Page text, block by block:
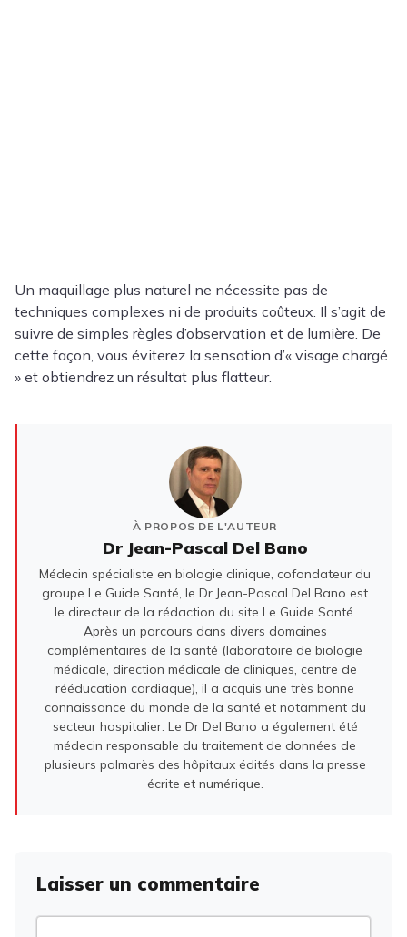
Un maquillage plus naturel ne nécessite pas de
techniques complexes ni de produits coûteux. Il s’agit de
suivre de simples règles d’observation et de lumière. De
cette façon, vous éviterez la sensation d’« visage chargé
» et obtiendrez un résultat plus flatteur.
À PROPOS DE L'AUTEUR
Dr Jean-Pascal Del Bano
Médecin spécialiste en biologie clinique, cofondateur du
groupe Le Guide Santé, le Dr Jean-Pascal Del Bano est
le directeur de la rédaction du site Le Guide Santé.
Après un parcours dans divers domaines
complémentaires de la santé (laboratoire de biologie
médicale, direction médicale de cliniques, centre de
rééducation cardiaque), il a acquis une très bonne
connaissance du monde de la santé et notamment du
secteur hospitalier. Le Dr Del Bano a également été
médecin responsable du traitement de données de
plusieurs palmarès des hôpitaux édités dans la presse
écrite et numérique.
Laisser un commentaire